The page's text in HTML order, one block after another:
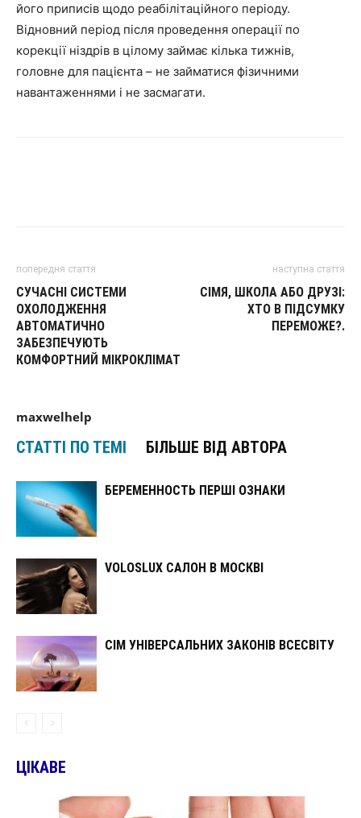
його приписів щодо реабілітаційного періоду.
Відновний період після проведення операції по
корекції ніздрів в цілому займає кілька тижнів,
головне для пацієнта – не займатися фізичними
навантаженнями і не засмагати.
попередня стаття
СУЧАСНІ СИСТЕМИ
ОХОЛОДЖЕННЯ
АВТОМАТИЧНО
ЗАБЕЗПЕЧУЮТЬ
КОМФОРТНИЙ МІКРОКЛІМАТ
наступна стаття
СІМЯ, ШКОЛА АБО ДРУЗІ:
ХТО В ПІДСУМКУ
ПЕРЕМОЖЕ?.
maxwelhelp
СТАТТІ ПО ТЕМІ БІЛЬШЕ ВІД АВТОРА
БЕРЕМЕННОСТЬ ПЕРШІ ОЗНАКИ
VOLOSLUX САЛОН В МОСКВІ
СІМ УНІВЕРСАЛЬНИХ ЗАКОНІВ ВСЕСВІТУ
ЦІКАВЕ